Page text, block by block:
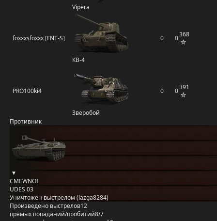
Vipera
foxxxsfoxxx [FNT-S]
КВ-4
0 0368
PRO100ki4
Зверобой
0 0391
Противник
CMEWNOI
UDES 03
Уничтожен выстрелом (lazga8284)
Произведено выстрелов12
прямых попаданий/пробитий8/7